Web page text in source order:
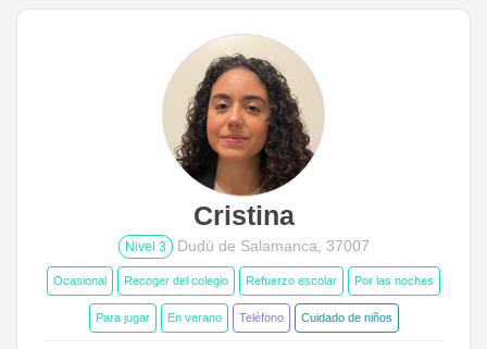
Cristina
Nivel 3 Dudú de Salamanca, 37007
Ocasional Recoger del colegio Refuerzo escolar Por las noches
Para jugar En verano Teléfono Cuidado de niños